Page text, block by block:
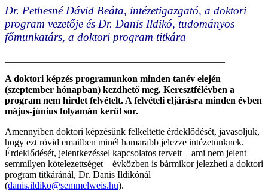
Dr. Pethesné Dávid Beáta, intézetigazgató, a doktori
program vezetője és Dr. Danis Ildikó, tudományos
főmunkatárs, a doktori program titkára
A doktori képzés programunkon minden tanév elején
(szeptember hónapban) kezdhető meg. Keresztfélévben a
program nem hirdet felvételt. A felvételi eljárásra minden évben
május-június folyamán kerül sor.
Amennyiben doktori képzésünk felkeltette érdeklődését, javasoljuk,
hogy ezt rövid emailben minél hamarabb jelezze intézetünknek.
Érdeklődését, jelentkezéssel kapcsolatos terveit – ami nem jelent
semmilyen kötelezettséget – évközben is bármikor jelezheti a doktori
program titkáránál, Dr. Danis Ildikónál
(danis.ildiko@semmelweis.hu).